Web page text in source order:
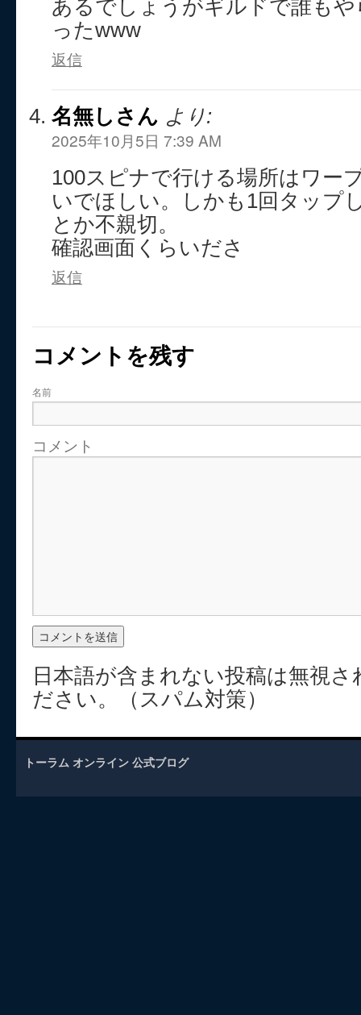
あるでしょうがギルドで誰も
ったwww
返信
名無しさん より:
2025年10月5日 7:39 AM
100スピナで行ける場所はワー
いでほしい。しかも1回タップ
とか不親切。
確認画面くらいださ
返信
コメントを残す
名前
コメント
日本語が含まれない投稿は無視
ださい。（スパム対策）
トーラム オンライン 公式ブログ